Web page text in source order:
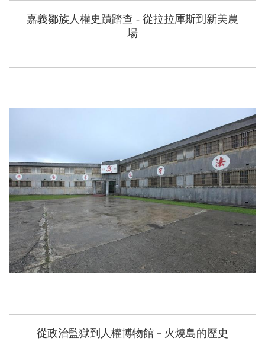
嘉義鄒族人權史蹟踏查 - 從拉拉厙斯到新美農
場
從政治監獄到人權博物館－火燒島的歷史